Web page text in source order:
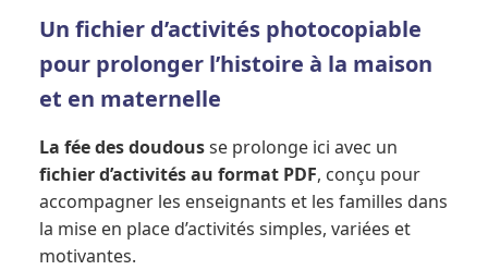
Un fichier d’activités photocopiable
pour prolonger l’histoire à la maison
et en maternelle
La fée des doudousse prolonge ici avec un
fichier d’activités au format PDF, conçu pour
accompagner les enseignants et les familles dans
la mise en place d’activités simples, variées et
motivantes.